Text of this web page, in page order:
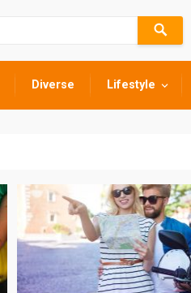
Diverse Lifestyle